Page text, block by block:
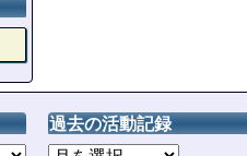
過去の活動記録